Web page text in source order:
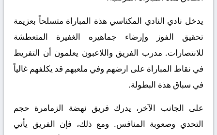
يدخل نادي النادي المكناسي هذة المباراة متسلحاً بعزيمة
تحقيق الفوز وإرضاء جماهيره الغفيرة المتعطشة
للانتصارات. مدرب الفريق واللاعبون يعلمون أن التفريط
في نقاط المباراة على ارضهم وفي ملعبهم قد يكلفهم غالياً
في سباق هذة البطولة.
على الجانب الآخر، يدرك فريق نهضة الزمامرة حجم
التحدي وصعوبة المنافس. ومع ذلك، فإن الفريق يأتي